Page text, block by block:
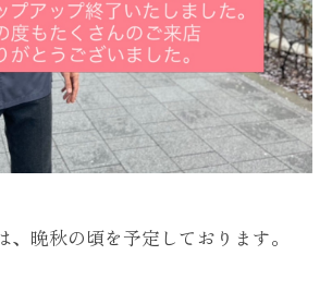
、晩秋の頃を予定しております。